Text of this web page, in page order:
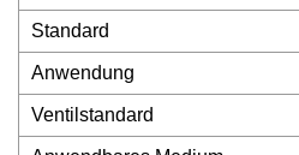
Standard
Anwendung
Ventilstandard